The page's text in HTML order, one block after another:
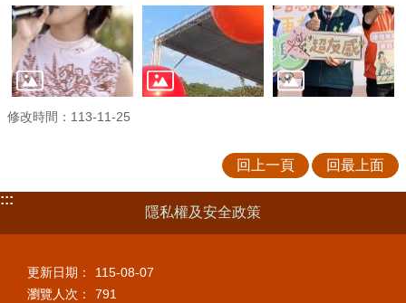
修改時間：113-11-25
回上一頁 回最上面
:::
隱私權及安全政策
更新日期：
115-08-07
瀏覽人次：
791